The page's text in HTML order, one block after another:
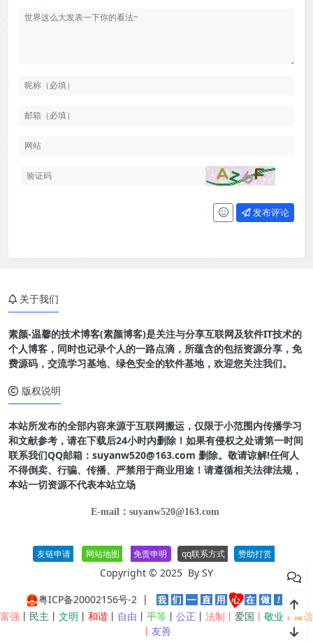
发布评论
关于我们
素颜-温馨的技术博客(素颜博客)是关注与分享互联网及软件IT技术的
个人博客，同时也记录个人的一路点滴，所蕴含的包括资源分享，免
费源码，交流学习基地、绿色安全的软件基地，欢迎您关注我们。
版权说明
本站所发布的全部内容来源于互联网搬运，仅限于小范围内传播学习
和文献参考，请在下载后24小时内删除！如果有侵权之处请第一时间
联系我们QQ邮箱：suyanw520@163.com 删除。敬请谅解!任何人
不得倒卖、行骗、传播、严禁用于商业用途！请遵循相关法律法规，
本站一切资源不代表本站立场
E-mail：suyanw520@163.com
友链申请 网站地图 免责申明 qq联系方式 赞助打赏
Copyright © 2025 By SY
粤ICP备20002156号-2 |
富强 丨 民主 丨 文明 丨 和谐 丨 自由 丨 平等 丨 公正 丨 法制丨 爱国 丨 敬业 丨 诚信
丨 友善